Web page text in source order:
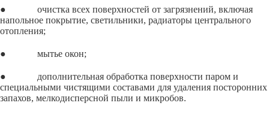
● очистка всех поверхностей от загрязнений, включая
напольное покрытие, светильники, радиаторы центрального
отопления;
● мытье окон;
● дополнительная обработка поверхности паром и
специальными чистящими составами для удаления посторонних
запахов, мелкодисперсной пыли и микробов.